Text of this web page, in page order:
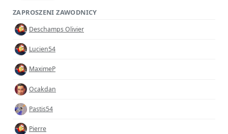
ZAPROSZENI ZAWODNICY
Deschamps Olivier
Lucien54
MaximeP
Ocakdan
Pastis54
Pierre